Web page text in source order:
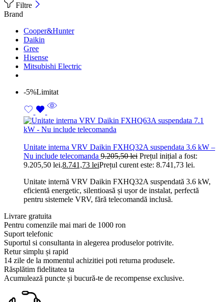
Filtre
Brand
Cooper&Hunter
Daikin
Gree
Hisense
Mitsubishi Electric
-5%Limitat
Unitate interna VRV Daikin FXHQ32A suspendata 3.6 kW –
Nu include telecomanda 9.205,50lei Prețul inițial a fost:
9.205,50 lei.8.741,73 leiPrețul curent este: 8.741,73 lei.
Unitate internă VRV Daikin FXHQ32A suspendată 3.6 kW,
eficientă energetic, silentioasă și ușor de instalat, perfectă
pentru sistemele VRV, fără telecomandă inclusă.
Livrare gratuita
Pentru comenzile mai mari de 1000 ron
Suport telefonic
Suportul si consultanta in alegerea produselor potrivite.
Retur simplu și rapid
14 zile de la momentul achizitiei poti returna produsele.
Răsplătim fidelitatea ta
Acumulează puncte și bucură-te de recompense exclusive.